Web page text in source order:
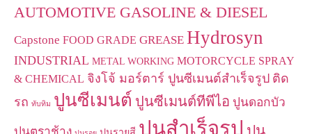
AUTOMOTIVE GASOLINE & DIESEL
Capstone FOOD GRADE GREASE Hydrosyn
INDUSTRIAL METAL WORKING MOTORCYCLE SPRAY
& CHEMICAL จิงโจ้ มอร์ตาร์ ปูนซีเมนต์สำเร็จรูป ติด
รถ ทับทิม ปูนซีเมนต์ ปูนซีเมนต์ทีพีไอ ปูนดอกบัว
ปูนรายสี ปูนสำเร็จรูป ปูน